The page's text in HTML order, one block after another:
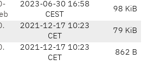
2023-06-30 16:58
CEST
98 KiB
2021-12-17 10:23
CET
79 KiB
2021-12-17 10:23
CET
862 B